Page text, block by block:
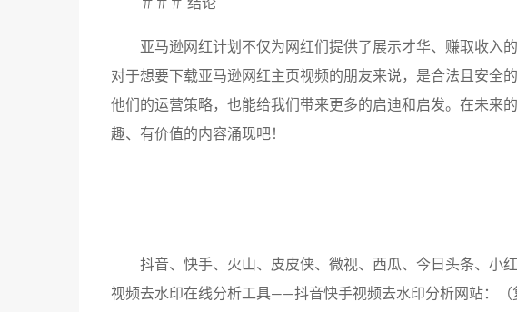
＃＃＃ 结论
亚马逊网红计划不仅为网红们提供了展示才华、赚取收入
对于想要下载亚马逊网红主页视频的朋友来说，是合法且安全
他们的运营策略，也能给我们带来更多的启迪和启发。在未来
趣、有价值的内容涌现吧！
抖音、快手、火山、皮皮侠、微视、西瓜、今日头条、小
视频去水印在线分析工具——抖音快手视频去水印分析网站：